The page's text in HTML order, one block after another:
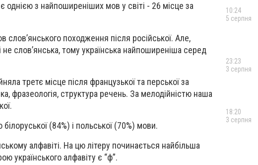
однією з найпоширеніших мов у світі - 26 місце за
походження після російської. Але,
слов’янська, тому українська найпоширеніша серед
третє місце після французької та перської за
фразеологія, структура речень. За мелодійністю наша
(84%) і польської (70%) мови.
алфавіті. На цю літеру починається найбільша
українського алфавіту є “ф”.
10:24
5 серпня
23:23
3 серпня
18:20
3 серпня